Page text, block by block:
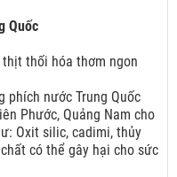
Quốc
phích nước Trung Quốc
Phước, Quảng Nam cho
Oxit silic, cadimi, thủy
có thể gây hại cho sức